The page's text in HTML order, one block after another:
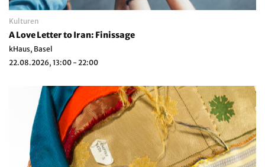
Kulturen
A Love Letter to Iran: Finissage
kHaus, Basel
22.08.2026, 13:00 - 22:00